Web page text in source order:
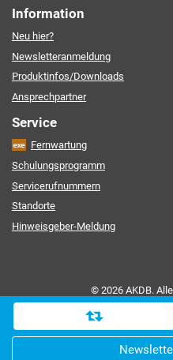
Information
Neu hier?
Newsletteranmeldung
Produktinfos/Downloads
Ansprechpartner
Service
Fernwartung
Schulungsprogramm
Servicerufnummern
Standorte
Hinweisgeber-Meldung
© 2026 AKDB.
Kontakt | Impressum |
i